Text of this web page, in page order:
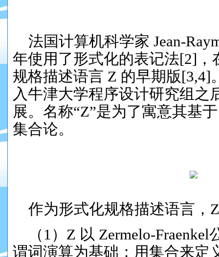
法国计算机科学家 Jean-
年使用了形式化的表记法[2]
规格描述语言 Z 的早期版[3,4]
入牛津大学程序设计研究组之
展。名称“Z”是为了寓意其基
集合论。
作为形式化规格描述语言，
（1）Z 以 Zermelo-Fraenkel
谓词演算为基础；用集合来定